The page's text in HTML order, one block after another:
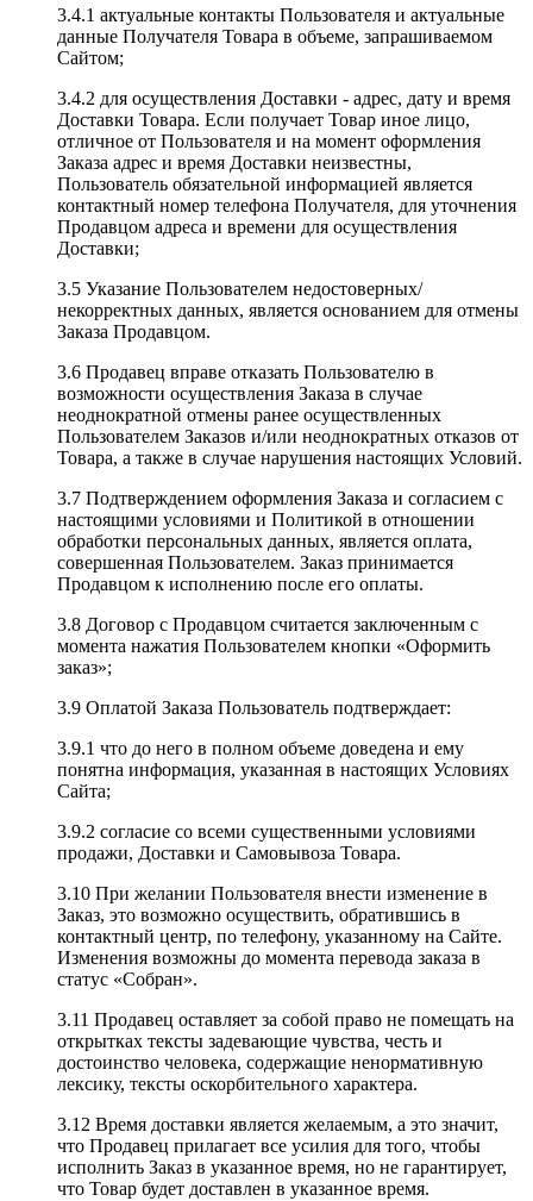
3.4.1 актуальные контакты Пользователя и актуальные
данные Получателя Товара в объеме, запрашиваемом
Сайтом;
3.4.2 для осуществления Доставки - адрес, дату и время
Доставки Товара. Если получает Товар иное лицо,
отличное от Пользователя и на момент оформления
Заказа адрес и время Доставки неизвестны,
Пользователь обязательной информацией является
контактный номер телефона Получателя, для уточнения
Продавцом адреса и времени для осуществления
Доставки;
3.5 Указание Пользователем недостоверных/
некорректных данных, является основанием для отмены
Заказа Продавцом.
3.6 Продавец вправе отказать Пользователю в
возможности осуществления Заказа в случае
неоднократной отмены ранее осуществленных
Пользователем Заказов и/или неоднократных отказов от
Товара, а также в случае нарушения настоящих Условий.
3.7 Подтверждением оформления Заказа и согласием с
настоящими условиями и Политикой в отношении
обработки персональных данных, является оплата,
совершенная Пользователем. Заказ принимается
Продавцом к исполнению после его оплаты.
3.8 Договор с Продавцом считается заключенным с
момента нажатия Пользователем кнопки «Оформить
заказ»;
3.9 Оплатой Заказа Пользователь подтверждает:
3.9.1 что до него в полном объеме доведена и ему
понятна информация, указанная в настоящих Условиях
Сайта;
3.9.2 согласие со всеми существенными условиями
продажи, Доставки и Самовывоза Товара.
3.10 При желании Пользователя внести изменение в
Заказ, это возможно осуществить, обратившись в
контактный центр, по телефону, указанному на Сайте.
Изменения возможны до момента перевода заказа в
статус «Собран».
3.11 Продавец оставляет за собой право не помещать на
открытках тексты задевающие чувства, честь и
достоинство человека, содержащие ненормативную
лексику, тексты оскорбительного характера.
3.12 Время доставки является желаемым, а это значит,
что Продавец прилагает все усилия для того, чтобы
исполнить Заказ в указанное время, но не гарантирует,
что Товар будет доставлен в указанное время.